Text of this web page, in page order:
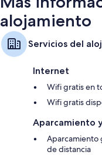
alojamiento
Servicios del
Internet
Wifi gratis en
Wifi gratis
Aparcamiento
Aparcamiento
de distancia